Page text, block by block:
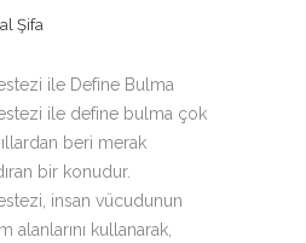
ile Define Bulma
ile define bulma çok
beri merak
bir konudur.
insan vücudunun
alanlarını kullanarak,
Şifa